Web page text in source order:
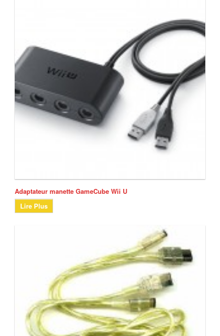
Adaptateur manette GameCube Wii U
Lire Plus